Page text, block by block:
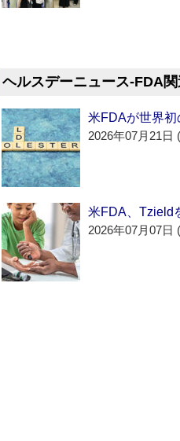
ヘルスデーニュース‐FDA関
米FDAが世界
2026年07月21日
米FDA、Tzield
2026年07月07日